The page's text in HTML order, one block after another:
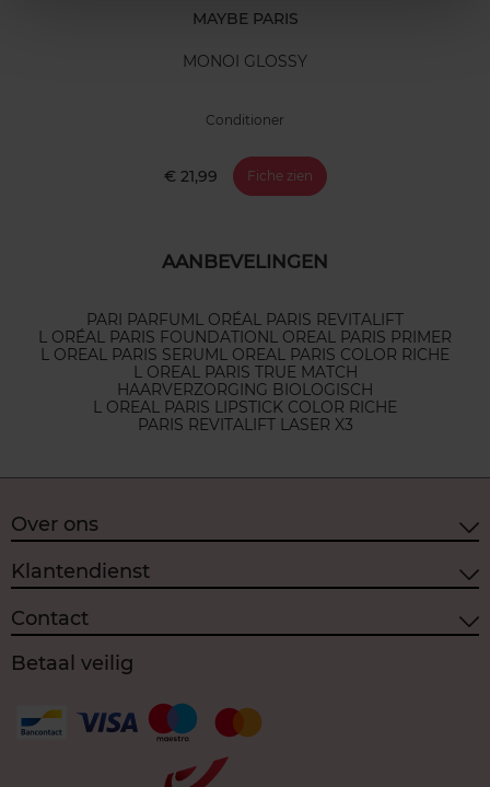
MAYBE PARIS
MONOI GLOSSY
Conditioner
€ 21,99 Fiche zien
AANBEVELINGEN
PARI PARFUML ORÉAL PARIS REVITALIFT
L ORÉAL PARIS FOUNDATIONL OREAL PARIS PRIMER
L OREAL PARIS SERUML OREAL PARIS COLOR RICHE
L OREAL PARIS TRUE MATCH
HAARVERZORGING BIOLOGISCH
L OREAL PARIS LIPSTICK COLOR RICHE
PARIS REVITALIFT LASER X3
Over ons
Klantendienst
Contact
Betaal veilig